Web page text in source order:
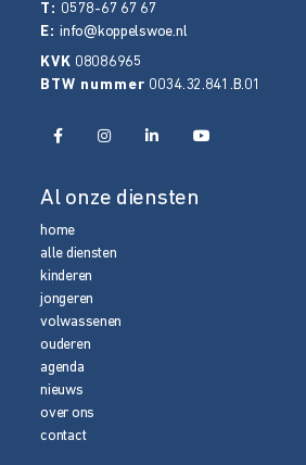
T: 0578-67 67 67
E:info@koppelswoe.nl
KVK 08086965
BTW nummer 0034.32.841.B.01
Al onze diensten
home
alle diensten
kinderen
jongeren
volwassenen
ouderen
agenda
nieuws
over ons
contact